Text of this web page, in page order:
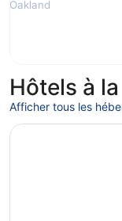
Hôtels à
Afficher tous les
S’ouvre dans une
Oakland Marriott